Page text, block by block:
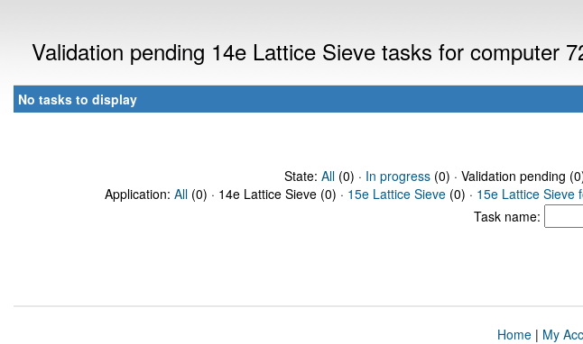
Validation pending 14e Lattice Sieve tasks for computer
No tasks to display
State: All(0) · In progress(0) · Validation pending
Application: All (0) · 14e Lattice Sieve (0) · 15e Lattice Sieve (0) · 15e Lattice Sieve
Task name:
Home| My